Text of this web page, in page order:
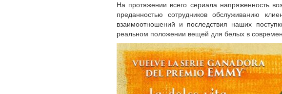
На протяжении всего сериала напряженность
преданностью сотрудников обслуживанию
взаимоотношений и последствия наших
реальном положении вещей для белых в